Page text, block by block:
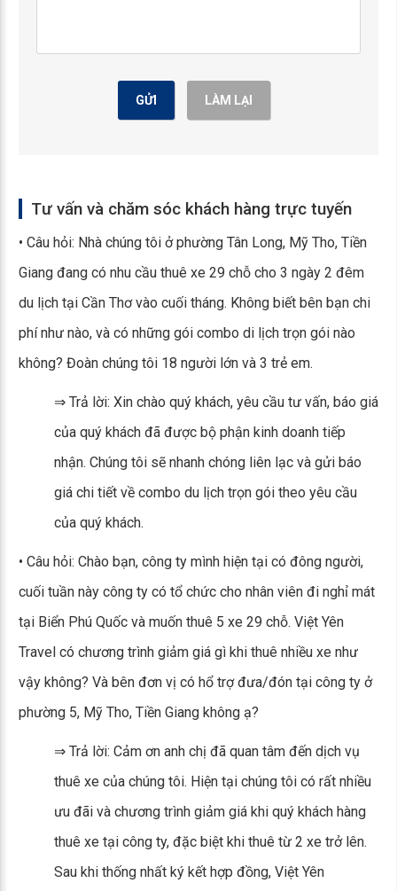
GỬI LÀM LẠI
Tư vấn và chăm sóc khách hàng trực tuyến
• Câu hỏi: Nhà chúng tôi ở phường Tân Long, Mỹ Tho, Tiền
Giang đang có nhu cầu thuê xe 29 chỗ cho 3 ngày 2 đêm
du lịch tại Cần Thơ vào cuối tháng. Không biết bên bạn chi
phí như nào, và có những gói combo di lịch trọn gói nào
không? Đoàn chúng tôi 18 người lớn và 3 trẻ em.
⇒ Trả lời: Xin chào quý khách, yêu cầu tư vấn, báo giá
của quý khách đã được bộ phận kinh doanh tiếp
nhận. Chúng tôi sẽ nhanh chóng liên lạc và gửi báo
giá chi tiết về combo du lịch trọn gói theo yêu cầu
của quý khách.
• Câu hỏi: Chào bạn, công ty mình hiện tại có đông người,
cuối tuần này công ty có tổ chức cho nhân viên đi nghỉ mát
tại Biển Phú Quốc và muốn thuê 5 xe 29 chỗ. Việt Yên
Travel có chương trình giảm giá gì khi thuê nhiều xe như
vậy không? Và bên đơn vị có hổ trợ đưa/đón tại công ty ở
phường 5, Mỹ Tho, Tiền Giang không ạ?
⇒ Trả lời: Cảm ơn anh chị đã quan tâm đến dịch vụ
thuê xe của chúng tôi. Hiện tại chúng tôi có rất nhiều
ưu đãi và chương trình giảm giá khi quý khách hàng
thuê xe tại công ty, đặc biệt khi thuê từ 2 xe trở lên.
Sau khi thống nhất ký kết hợp đồng, Việt Yên